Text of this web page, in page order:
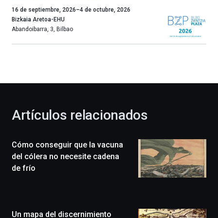
Un
año
más,
celebración
novena
edición
de
un
16 de septiembre, 2026–4 de octubre, 2026
Bizkaia Aretoa-EHU
Abandoibarra, 3, Bilbao
Artículos relacionados
Cómo conseguir que la vacuna
del cólera no necesite cadena
de frío
Un mapa del discernimiento